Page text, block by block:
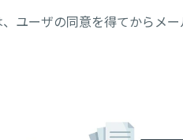
ユーザの同意を得てからメー